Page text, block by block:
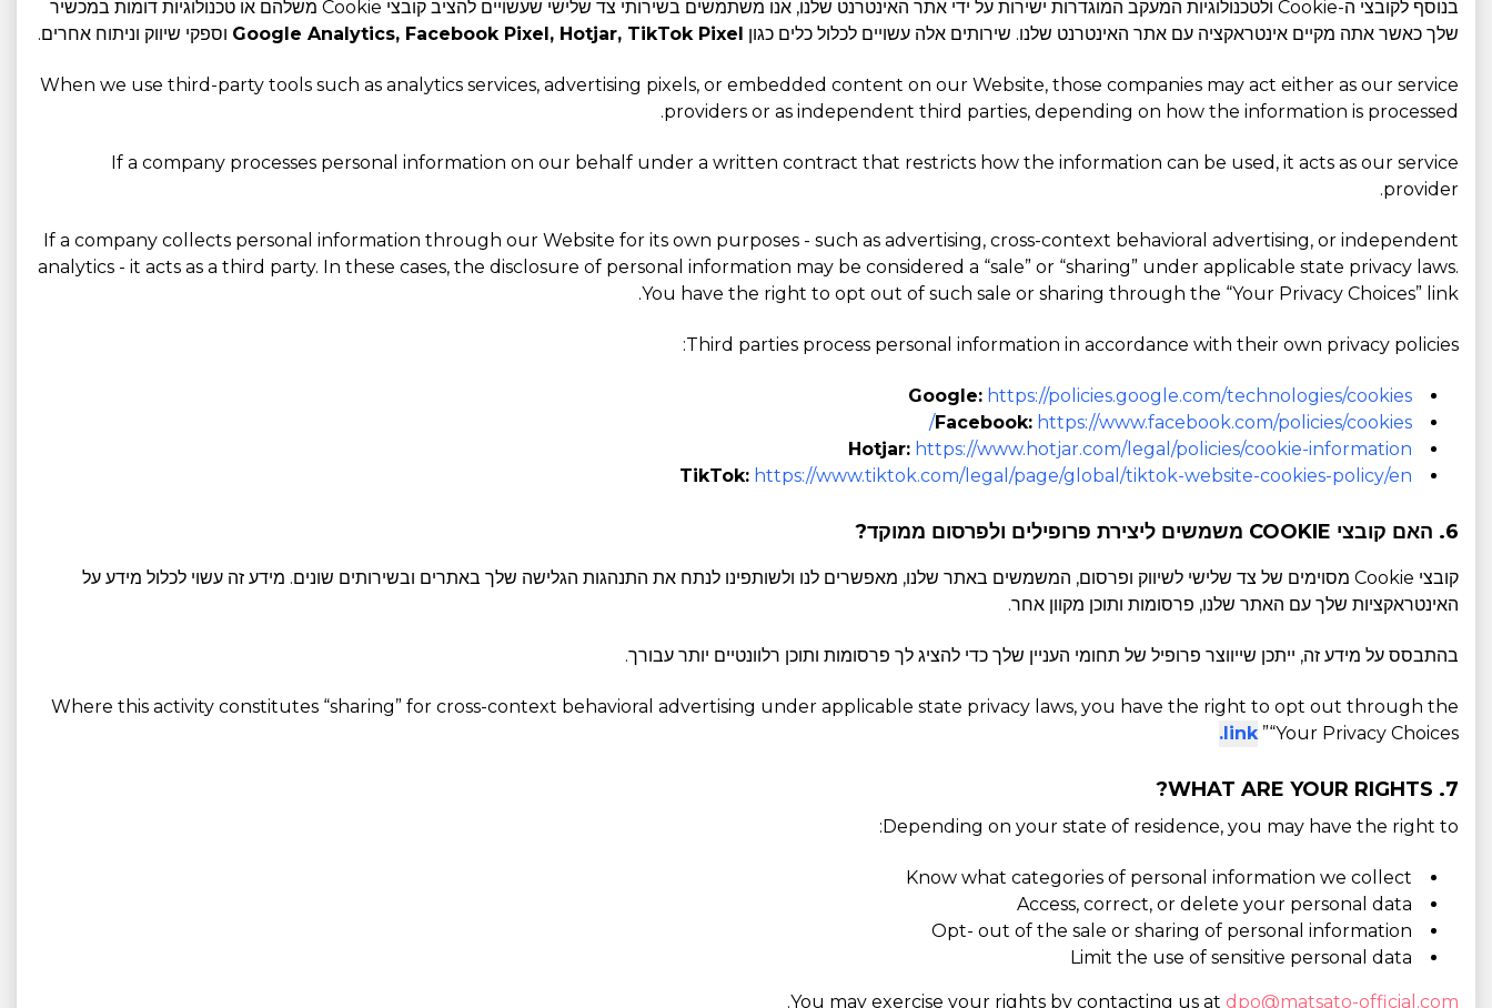
בנוסף לקובצי ה-Cookie ולטכנולוגיות המעקב המוגדרות ישירות על ידי אתר האינטרנט שלנו, אנו משתמשים בשירותי צד שלישי שעשויים להציב קובצי Cookie משלהם או טכנולוגיות דומות במכשיר
שלך כאשר אתה מקיים אינטראקציה עם אתר האינטרנט שלנו. שירותים אלה עשויים לכלול כלים כגון Google Analytics, Facebook Pixel, Hotjar, TikTok Pixel וספקי שיווק וניתוח אחרים.
When we use third-party tools such as analytics services, advertising pixels, or embedded content on our Website, those companies may act either as our service
providers or as independent third parties, depending on how the information is processed.
If a company processes personal information on our behalf under a written contract that restricts how the information can be used, it acts as our service
provider.
If a company collects personal information through our Website for its own purposes - such as advertising, cross-context behavioral advertising, or independent
analytics - it acts as a third party. In these cases, the disclosure of personal information may be considered a “sale” or “sharing” under applicable state privacy laws.
You have the right to opt out of such sale or sharing through the “Your Privacy Choices” link.
Third parties process personal information in accordance with their own privacy policies:
Google: https://policies.google.com/technologies/cookies
Facebook: https://www.facebook.com/policies/cookies/
Hotjar: https://www.hotjar.com/legal/policies/cookie-information
TikTok: https://www.tiktok.com/legal/page/global/tiktok-website-cookies-policy/en
6. האם קובצי COOKIE משמשים ליצירת פרופילים ולפרסום ממוקד?
קובצי Cookie מסוימים של צד שלישי לשיווק ופרסום, המשמשים באתר שלנו, מאפשרים לנו ולשותפינו לנתח את התנהגות הגלישה שלך באתרים ובשירותים שונים. מידע זה עשוי לכלול מידע על
האינטראקציות שלך עם האתר שלנו, פרסומות ותוכן מקוון אחר.
בהתבסס על מידע זה, ייתכן שייווצר פרופיל של תחומי העניין שלך כדי להציג לך פרסומות ותוכן רלוונטיים יותר עבורך.
Where this activity constitutes “sharing” for cross-context behavioral advertising under applicable state privacy laws, you have the right to opt out through the
“Your Privacy Choices”
link.
7. WHAT ARE YOUR RIGHTS?
Depending on your state of residence, you may have the right to:
Know what categories of personal information we collect
Access, correct, or delete your personal data
Opt- out of the sale or sharing of personal information
Limit the use of sensitive personal data
You may exercise your rights by contacting us at dpo@matsato-official.com
.